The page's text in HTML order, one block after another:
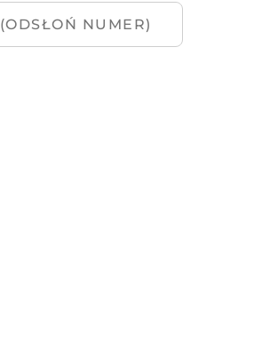
(ODSŁOŃ NUMER)